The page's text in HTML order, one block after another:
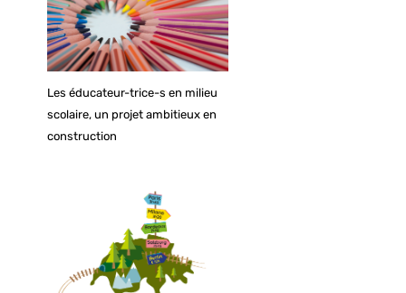
Les éducateur-trice-s en milieu
scolaire, un projet ambitieux en
construction